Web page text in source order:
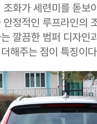
조화가 세련미를 돋
정적인 루프라인의
깔끔한 범퍼 디자인
해주는 점이 특징이